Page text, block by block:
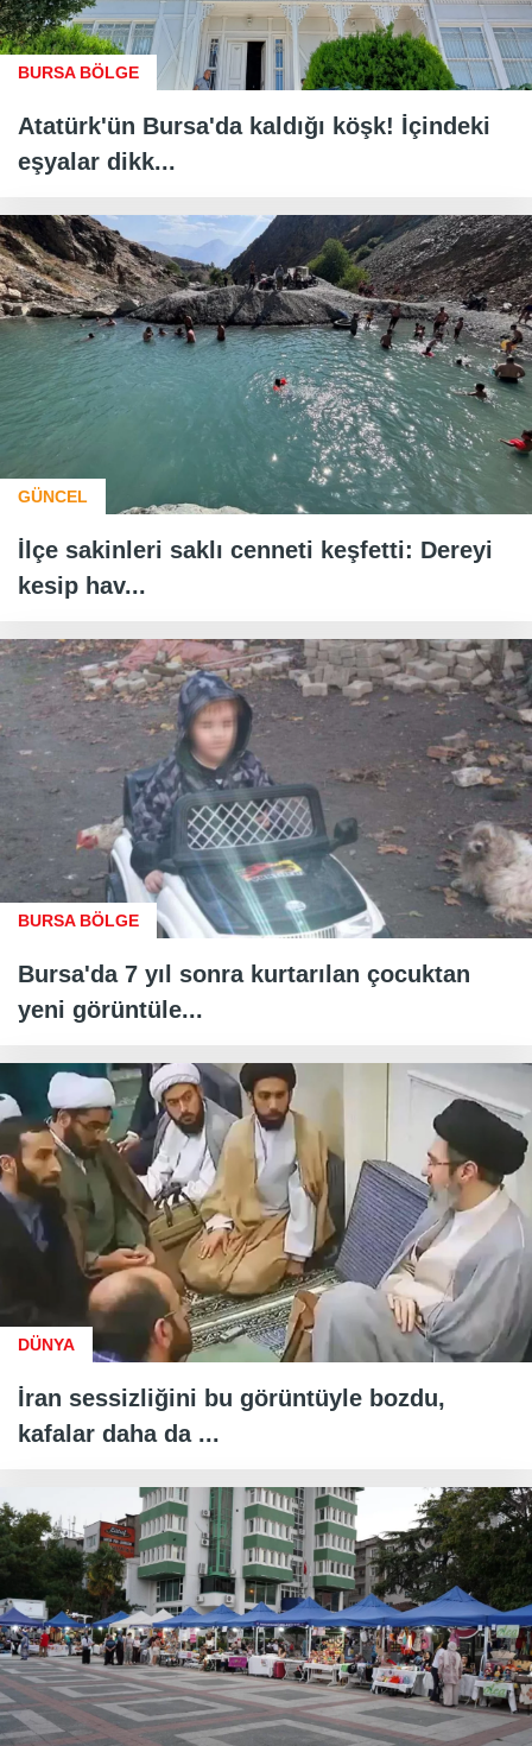
BURSA BÖLGE
Atatürk'ün Bursa'da kaldığı köşk! İçindeki
eşyalar dikk...
GÜNCEL
İlçe sakinleri saklı cenneti keşfetti: Dereyi
kesip hav...
BURSA BÖLGE
Bursa'da 7 yıl sonra kurtarılan çocuktan
yeni görüntüle...
DÜNYA
İran sessizliğini bu görüntüyle bozdu,
kafalar daha da ...